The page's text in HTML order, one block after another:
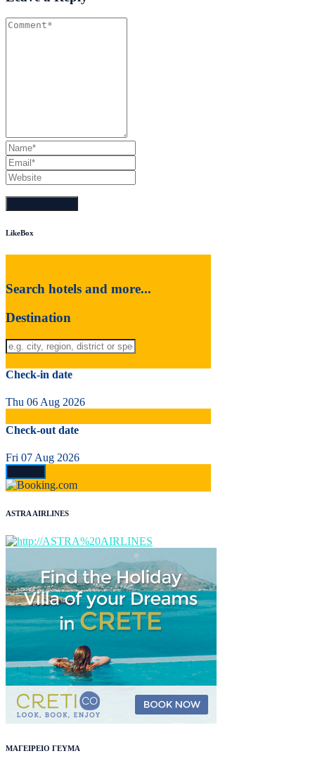
LikeBox
Search hotels and more...
Destination
Check-in date
Thu 06 Aug 2026
Check-out date
Fri 07 Aug 2026
ASTRA AIRLINES
ΜΑΓΕΙΡΕΙΟ ΓΕΥΜΑ